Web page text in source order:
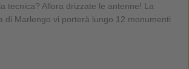
tecnica? Allora drizzate le antenne! La
di Marlengo vi porterà lungo 12 monumenti